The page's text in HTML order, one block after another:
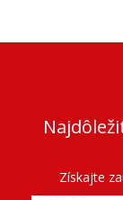
Získajte